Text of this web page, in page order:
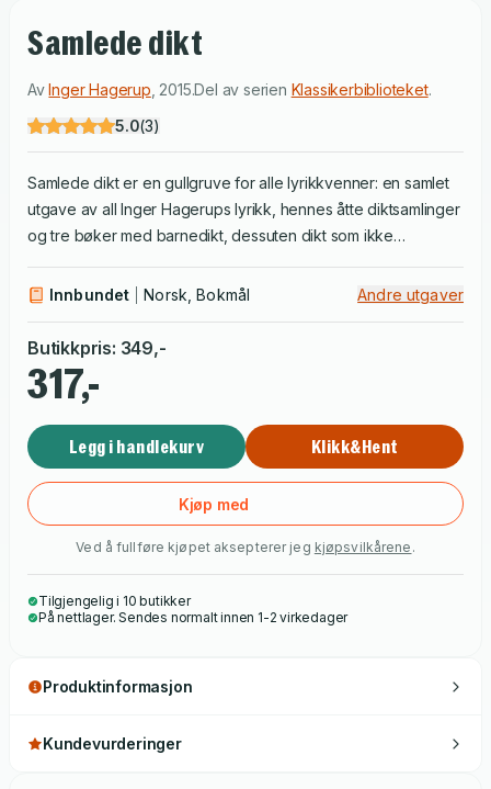
Samlede dikt
AvInger Hagerup 2015.Del av serien Klassikerbiblioteket.
5.0(3)
Samlede dikt er en gullgruve for alle lyrikkvenner: en samlet
utgave av all Inger Hagerups lyrikk, hennes åtte diktsamlinger
og tre bøker med barnedikt, dessuten dikt som ikke
Innbundet
Norsk, Bokmål Andre utgaver
Butikkpris: 349,-
317,-
Legg i handlekurv Klikk&Hent
Kjøp med
Ved å fullføre kjøpet aksepterer jeg kjøpsvilkårene .
Tilgjengelig i 10 butikker
På nettlager. Sendes normalt innen 1-2 virkedager
Produktinformasjon
Kundevurderinger